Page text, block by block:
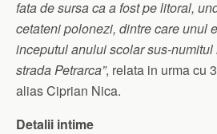
fata de sursa ca a fost pe litoral,
cetateni polonezi, dintre care unul
inceputul anului scolar sus-
strada Petrarca”, relata in urma cu
alias Ciprian Nica.
Detalii intime